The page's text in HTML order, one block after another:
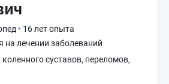
• 16 лет опыта
на лечении заболеваний
суставов, переломов,